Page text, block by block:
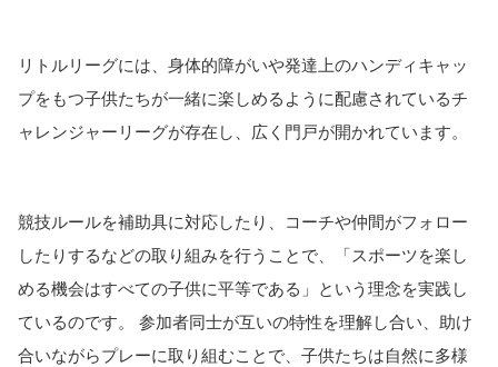
リトルリーグには、身体的障がいや発達上のハンディキャッ
プをもつ子供たちが一緒に楽しめるように配慮されているチ
ャレンジャーリーグが存在し、広く門戸が開かれています。
競技ルールを補助具に対応したり、コーチや仲間がフォロー
したりするなどの取り組みを行うことで、「スポーツを楽し
める機会はすべての子供に平等である」という理念を実践し
ているのです。 参加者同士が互いの特性を理解し合い、助け
合いながらプレーに取り組むことで、子供たちは自然に多様